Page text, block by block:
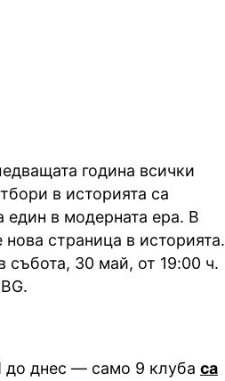
година всички
в историята са
в модерната ера. В
страница в историята.
30 май, от 19:00 ч.
днес — само 9 клуба са